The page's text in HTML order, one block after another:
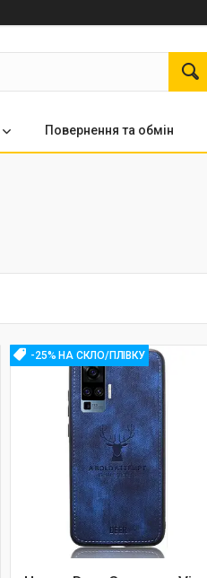
Повернення та обмін
-25% НА СКЛО/ПЛІВКУ